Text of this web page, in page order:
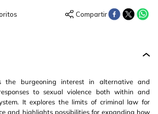
the burgeoning interest in alternative and
to sexual violence both within and
It explores the limits of criminal law for
and highlights possibilities for expanding how